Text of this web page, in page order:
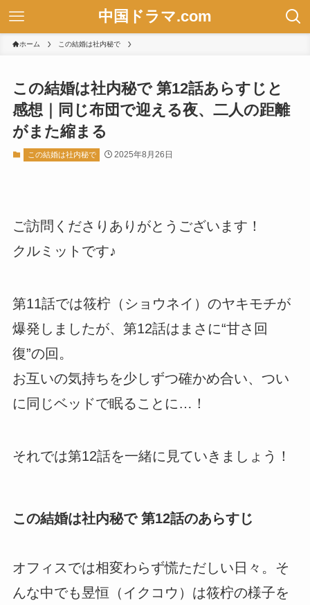
中国ドラマ.com
ホーム この結婚は社内秘で
この結婚は社内秘で 第12話あらすじと
感想｜同じ布団で迎える夜、二人の距離
がまた縮まる
この結婚は社内秘で 2025年8月26日
ご訪問くださりありがとうございます！
クルミットです♪
第11話では筱柠（ショウネイ）のヤキモチが
爆発しましたが、第12話はまさに“甘さ回
復”の回。
お互いの気持ちを少しずつ確かめ合い、つい
に同じベッドで眠ることに…！
それでは第12話を一緒に見ていきましょう！
この結婚は社内秘で 第12話のあらすじ
オフィスでは相変わらず慌ただしい日々。そ
んな中でも昱恒（イクコウ）は筱柠の様子を